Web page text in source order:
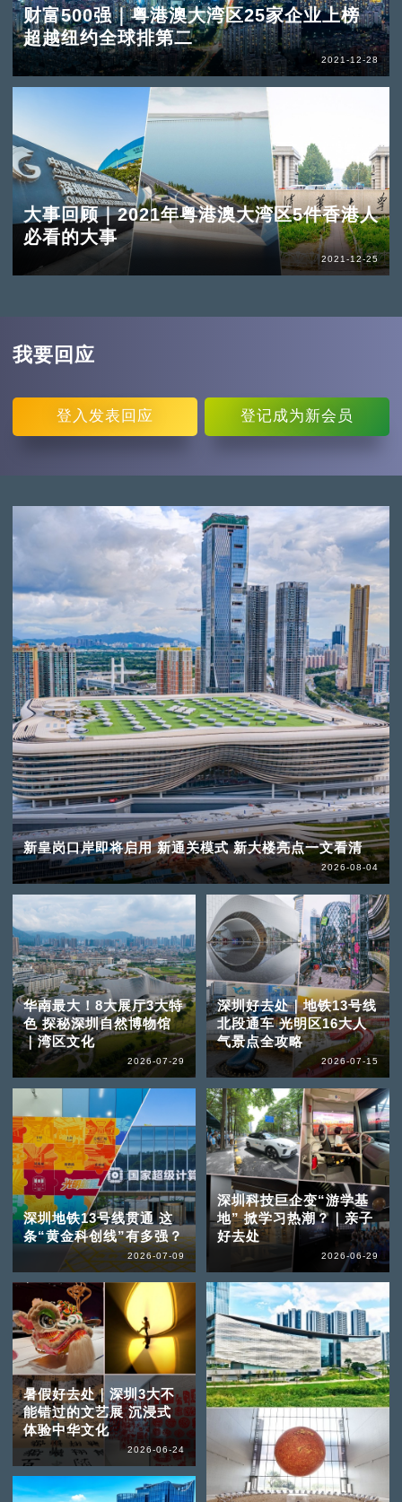
财富500强｜粤港澳大湾区25家企业上榜
超越纽约全球排第二
2021-12-28
大事回顾｜2021年粤港澳大湾区5件香港人
必看的大事
2021-12-25
我要回应
登入 发表回应 登记成为新会员
新皇岗口岸即将启用 新通关模式 新大楼亮点一文看清
2026-08-04
华南最大！8大展厅3大特
色 探秘深圳自然博物馆
｜湾区文化
2026-07-29
深圳好去处｜地铁13号线
北段通车 光明区16大人
气景点全攻略
2026-07-15
深圳地铁13号线贯通 这
条“黄金科创线”有多强？
2026-07-09
深圳科技巨企变“游学基
地” 掀学习热潮？｜亲子
好去处
2026-06-29
暑假好去处｜深圳3大不
能错过的文艺展 沉浸式
体验中华文化
2026-06-24